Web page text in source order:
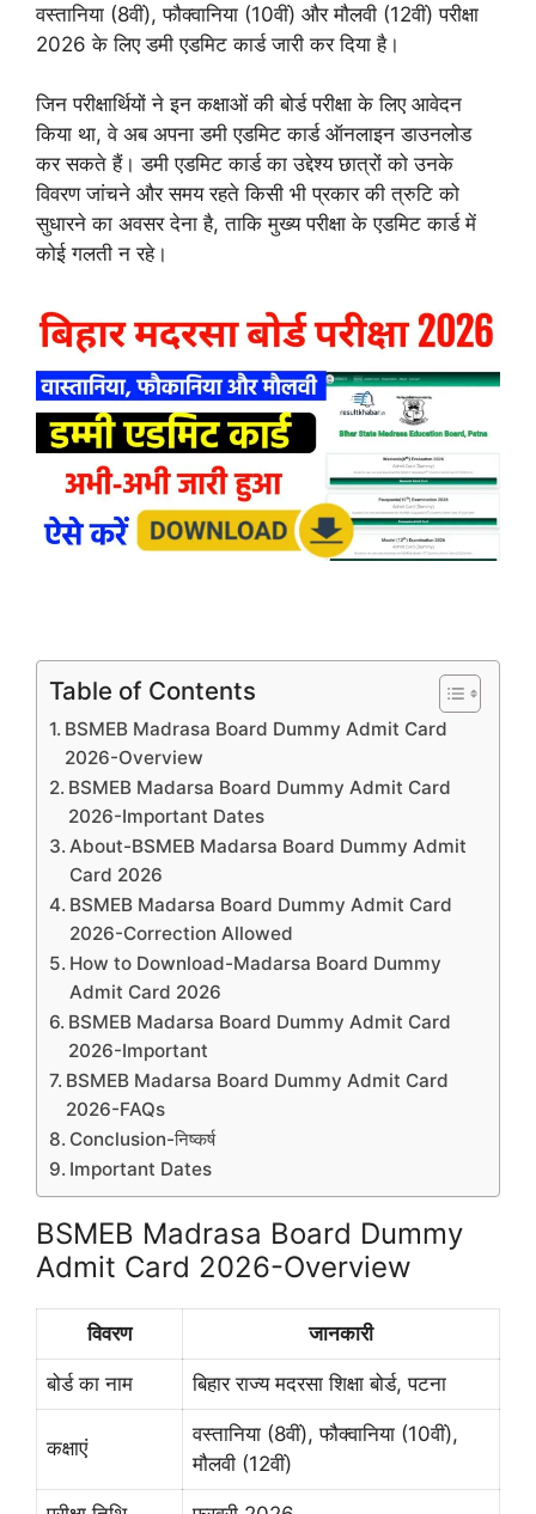
वस्तानिया (8वीं), फौक्वानिया (10वीं) और मौलवी (12वीं) परीक्षा
2026 के लिए डमी एडमिट कार्ड जारी कर दिया है।
जिन परीक्षार्थियों ने इन कक्षाओं की बोर्ड परीक्षा के लिए आवेदन
किया था, वे अब अपना डमी एडमिट कार्ड ऑनलाइन डाउनलोड
कर सकते हैं। डमी एडमिट कार्ड का उद्देश्य छात्रों को उनके
विवरण जांचने और समय रहते किसी भी प्रकार की त्रुटि को
सुधारने का अवसर देना है, ताकि मुख्य परीक्षा के एडमिट कार्ड में
कोई गलती न रहे।
Table of Contents
BSMEB Madrasa Board Dummy Admit Card
2026-Overview
BSMEB Madarsa Board Dummy Admit Card
2026-Important Dates
About-BSMEB Madarsa Board Dummy Admit
Card 2026
BSMEB Madarsa Board Dummy Admit Card
2026-Correction Allowed
How to Download-Madarsa Board Dummy
Admit Card 2026
BSMEB Madarsa Board Dummy Admit Card
2026-Important
BSMEB Madarsa Board Dummy Admit Card
2026-FAQs
Conclusion-निष्कर्ष
Important Dates
BSMEB Madrasa Board Dummy
Admit Card 2026-Overview
विवरण जानकारी
बोर्ड का नाम बिहार राज्य मदरसा शिक्षा बोर्ड, पटना
कक्षाएं
वस्तानिया (8वीं), फौक्वानिया (10वीं),
मौलवी (12वीं)